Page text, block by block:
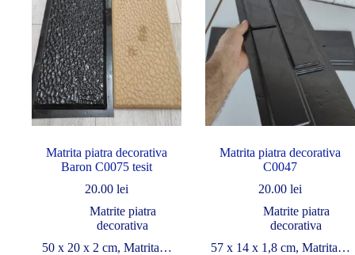
Matrita piatra decorativa
Baron C0075 tesit
20.00 lei
Matrite piatra
decorativa
50 x 20 x 2 cm, Matrita…
Matrita piatra decorativa
C0047
20.00 lei
Matrite piatra
decorativa
57 x 14 x 1,8 cm, Matrita…